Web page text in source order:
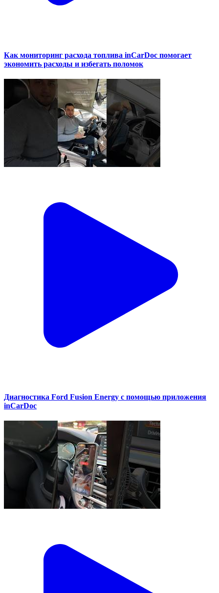
Как мониторинг расхода топлива inCarDoc помогает
экономить расходы и избегать поломок
Диагностика Ford Fusion Energy с помощью приложения
inCarDoc